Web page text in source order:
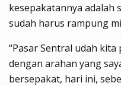
kesepakatannya adalah
sudah harus rampung
“Pasar Sentral udah
dengan arahan yang
bersepakat, hari ini,